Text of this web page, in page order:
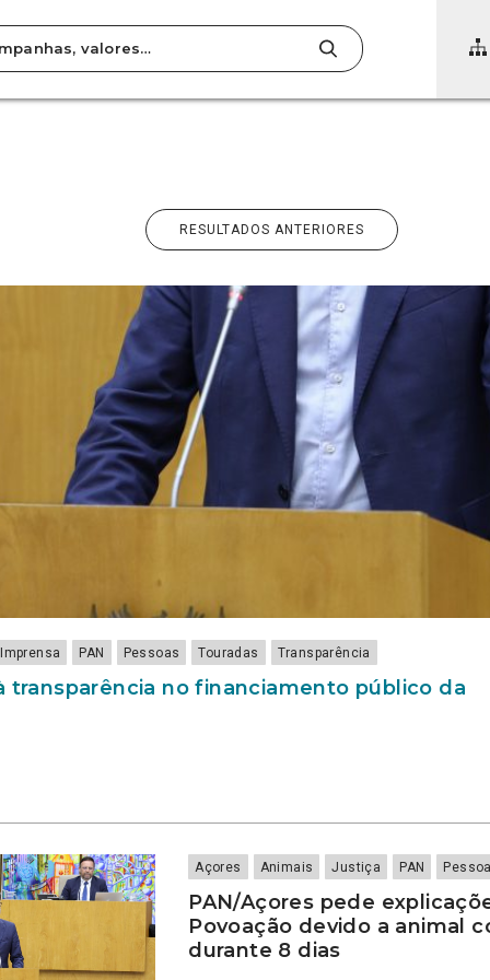
RESULTADOS ANTERIORES
Imprensa PAN Pessoas Touradas Transparência
transparência no financiamento público da
Açores Animais Justiça PAN
PAN/Açores pede
Povoação devido a animal
durante 8 dias